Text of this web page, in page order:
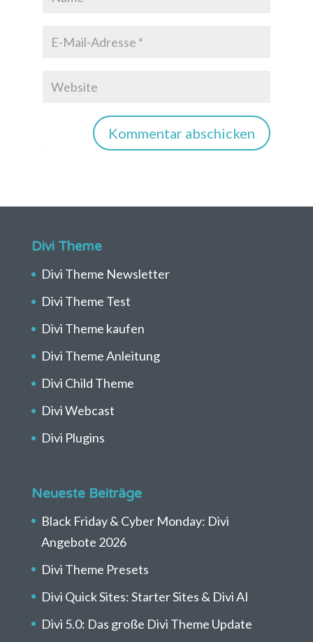
Kommentar abschicken
Divi Theme
Divi Theme Newsletter
Divi Theme Test
Divi Theme kaufen
Divi Theme Anleitung
Divi Child Theme
Divi Webcast
Divi Plugins
Neueste Beiträge
Black Friday & Cyber Monday: Divi
Angebote 2026
Divi Theme Presets
Divi Quick Sites: Starter Sites & Divi AI
Divi 5.0: Das große Divi Theme Update